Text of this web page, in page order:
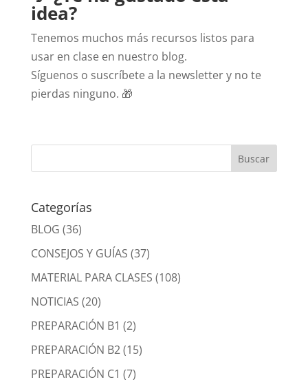
idea?
Tenemos muchos más recursos listos para
usar en clase en nuestro blog.
Síguenos o suscríbete a la newsletter y no te
pierdas ninguno. 🎁
Categorías
BLOG (36)
CONSEJOS Y GUÍAS (37)
MATERIAL PARA CLASES (108)
NOTICIAS (20)
PREPARACIÓN B1 (2)
PREPARACIÓN B2(15)
PREPARACIÓN C1 (7)